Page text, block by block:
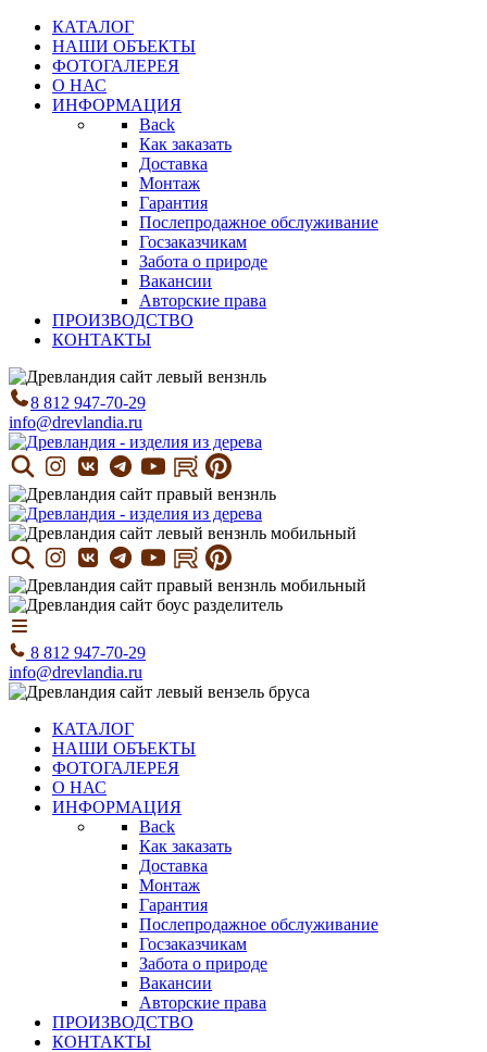
КАТАЛОГ
НАШИ ОБЪЕКТЫ
ФОТОГАЛЕРЕЯ
О НАС
ИНФОРМАЦИЯ
Back
Как заказать
Доставка
Монтаж
Гарантия
Послепродажное обслуживание
Госзаказчикам
Забота о природе
Вакансии
Авторские права
ПРОИЗВОДСТВО
КОНТАКТЫ
8 812 947-70-29
info@drevlandia.ru
8 812 947-70-29
info@drevlandia.ru
КАТАЛОГ
НАШИ ОБЪЕКТЫ
ФОТОГАЛЕРЕЯ
О НАС
ИНФОРМАЦИЯ
Back
Как заказать
Доставка
Монтаж
Гарантия
Послепродажное обслуживание
Госзаказчикам
Забота о природе
Вакансии
Авторские права
ПРОИЗВОДСТВО
КОНТАКТЫ